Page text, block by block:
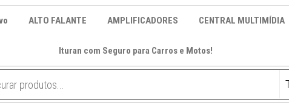
ALTO FALANTE AMPLIFICADORES CENTRAL MULTIMÍDIA
Ituran com Seguro para Carros e Motos!